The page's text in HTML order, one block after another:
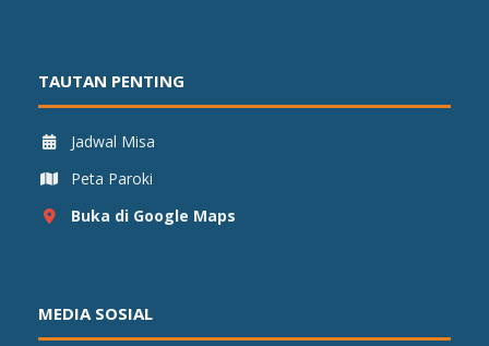
TAUTAN PENTING
Jadwal Misa
Peta Paroki
Buka di Google Maps
MEDIA SOSIAL